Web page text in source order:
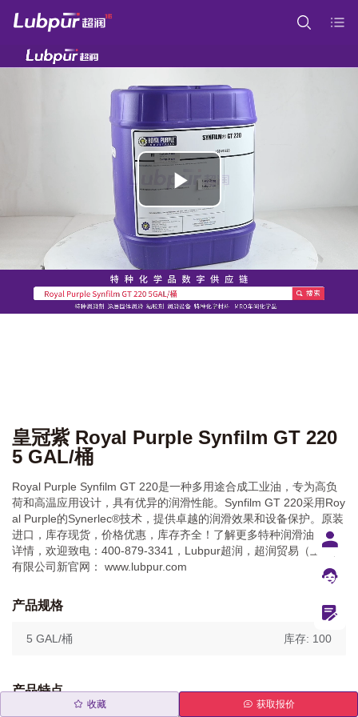
Play
Video
收藏 获取报价
皇冠紫 Royal Purple Synfilm GT 220
5 GAL/桶
Royal Purple Synfilm GT 220是一种多用途合成工业油，专为高负
荷和高温应用设计，具有优异的润滑性能。Synfilm GT 220采用Roy
al Purple的Synerlec®技术，提供卓越的润滑效果和设备保护。原装
进口，库存现货，价格优惠，库存齐全！了解更多特种润滑油产品
详情，欢迎致电：400-879-3341，Lubpur超润，超润贸易（上海）
有限公司新官网： www.lubpur.com
产品规格
5 GAL/桶 库存: 100
产品特点